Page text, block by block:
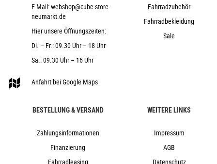
E-Mail:webshop@cube-store-
neumarkt.de
Hier unsere Öffnungszeiten:
Di. – Fr.: 09.30 Uhr – 18 Uhr
Sa.: 09.30 Uhr – 16 Uhr
Anfahrt bei Google Maps
Fahrradzubehör
Fahrradbekleidung
Sale
BESTELLUNG & VERSAND
Zahlungsinformationen
Finanzierung
Fahrradleasing
WEITERE LINKS
Impressum
AGB
Datenschutz